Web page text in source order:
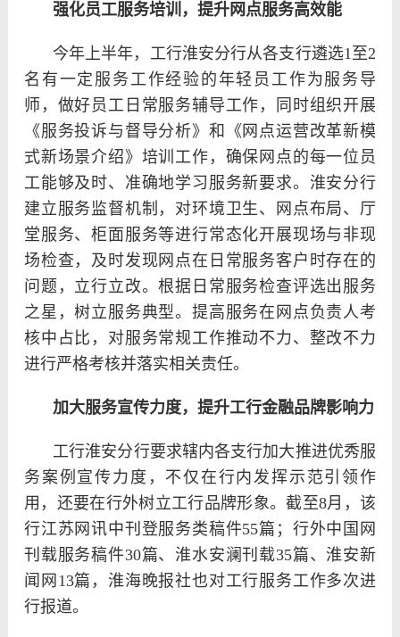
强化员工服务培训，提升网点服务高效能
今年上半年，工行淮安分行从各支行遴选1至2
名有一定服务工作经验的年轻员工作为服务导
师，做好员工日常服务辅导工作，同时组织开展
《服务投诉与督导分析》和《网点运营改革新模
式新场景介绍》培训工作，确保网点的每一位员
工能够及时、准确地学习服务新要求。淮安分行
建立服务监督机制，对环境卫生、网点布局、厅
堂服务、柜面服务等进行常态化开展现场与非现
场检查，及时发现网点在日常服务客户时存在的
问题，立行立改。根据日常服务检查评选出服务
之星，树立服务典型。提高服务在网点负责人考
核中占比，对服务常规工作推动不力、整改不力
进行严格考核并落实相关责任。
加大服务宣传力度，提升工行金融品牌影响力
工行淮安分行要求辖内各支行加大推进优秀服
务案例宣传力度，不仅在行内发挥示范引领作
用，还要在行外树立工行品牌形象。截至8月，该
行江苏网讯中刊登服务类稿件55篇；行外中国网
刊载服务稿件30篇、淮水安澜刊载35篇、淮安新
闻网13篇，淮海晚报社也对工行服务工作多次进
行报道。